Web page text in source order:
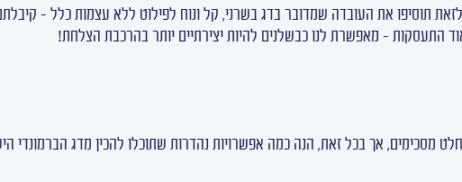
תוסיפו את העובדה שמדובר בדג בשרני, קל ונוח לפילוט ללא עצמות כלל –
– מאפשרת לנו כבשלנים להיות יצירתיים יותר בהרכבת הצלחת!
מסכימים, אך בכל זאת, הנה כמה אפשרויות נהדרות שתוכלו להכין מדג הברמונדי